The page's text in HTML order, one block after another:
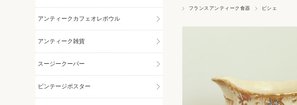
フランスアンティーク食器 ピシェ
アンティークカフェオレボウル
アンティーク雑貨
スージークーパー
ビンテージポスター